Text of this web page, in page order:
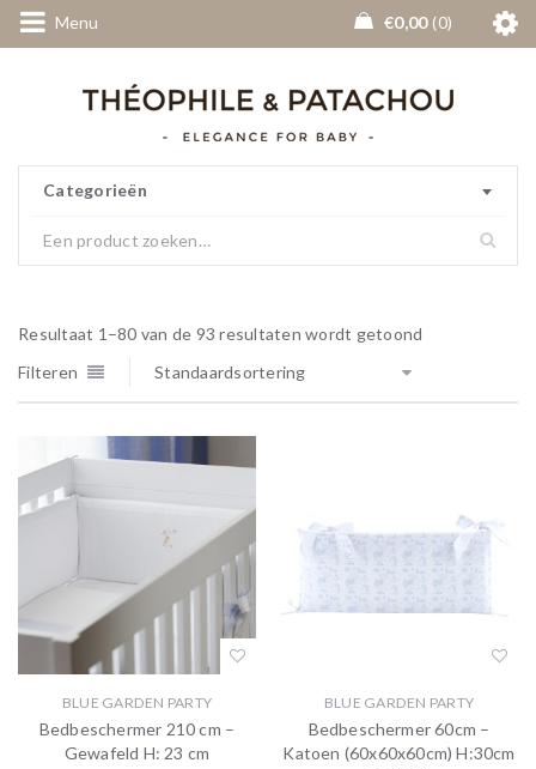
Menu €0,00 0
Categorieën
Resultaat 1–80 van de 93 resultaten wordt getoond
Filteren
Standaardsortering
BLUE GARDEN PARTY
Bedbeschermer 210 cm –
Gewafeld H: 23 cm
BLUE GARDEN PARTY
Bedbeschermer 60cm –
Katoen (60x60x60cm) H:30cm